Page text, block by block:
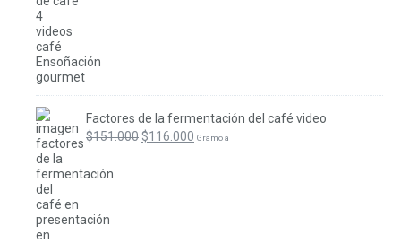
Factores de la fermentación del café video
$151.000 $116.000 Gramo a